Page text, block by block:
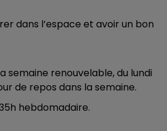
dans l’espace et avoir un bon
semaine renouvelable, du lundi
de repos dans la semaine.
hebdomadaire.